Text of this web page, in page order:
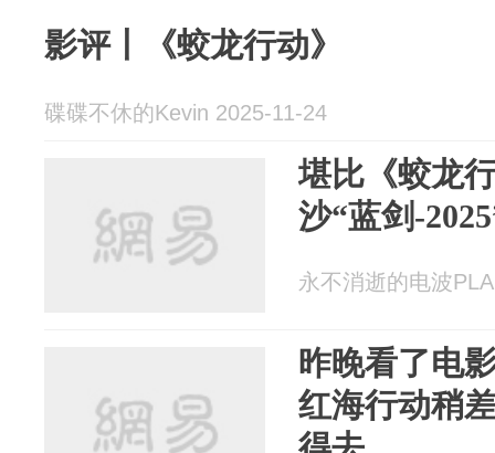
影评丨《蛟龙行动》
碟碟不休的Kevin 2025-11-24
堪比《蛟龙
沙“蓝剑-
永不消逝的电波
昨晚看了电
红海行动稍